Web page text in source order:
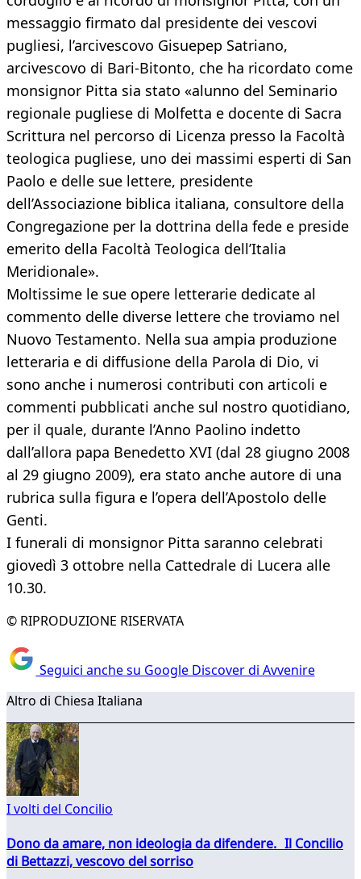
messaggio firmato dal presidente dei vescovi
pugliesi, l’arcivescovo Gisuepep Satriano,
arcivescovo di Bari-Bitonto, che ha ricordato come
monsignor Pitta sia stato «alunno del Seminario
regionale pugliese di Molfetta e docente di Sacra
Scrittura nel percorso di Licenza presso la Facoltà
teologica pugliese, uno dei massimi esperti di San
Paolo e delle sue lettere, presidente
dell’Associazione biblica italiana, consultore della
Congregazione per la dottrina della fede e preside
emerito della Facoltà Teologica dell’Italia
Meridionale».
Moltissime le sue opere letterarie dedicate al
commento delle diverse lettere che troviamo nel
Nuovo Testamento. Nella sua ampia produzione
letteraria e di diffusione della Parola di Dio, vi
sono anche i numerosi contributi con articoli e
commenti pubblicati anche sul nostro quotidiano,
per il quale, durante l’Anno Paolino indetto
dall’allora papa Benedetto XVI (dal 28 giugno 2008
al 29 giugno 2009), era stato anche autore di una
rubrica sulla figura e l’opera dell’Apostolo delle
Genti.
I funerali di monsignor Pitta saranno celebrati
giovedì 3 ottobre nella Cattedrale di Lucera alle
10.30.
© RIPRODUZIONE RISERVATA
Seguici anche su Google Discover di Avvenire
Altro di Chiesa Italiana
I volti del Concilio
Dono da amare, non ideologia da difendere. Il Concilio
di Bettazzi, vescovo del sorriso